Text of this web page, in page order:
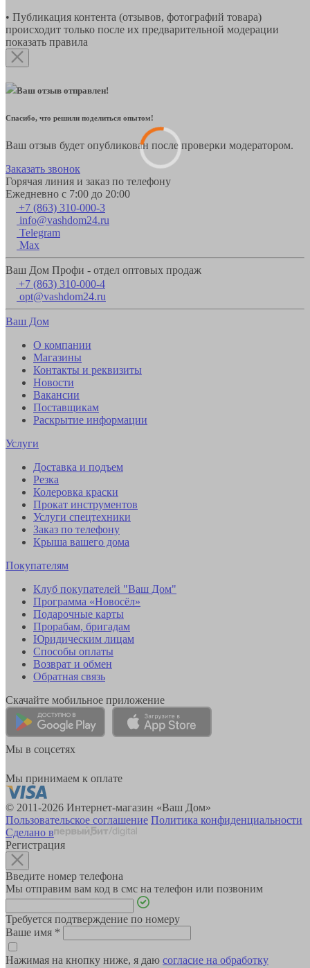
• Публикация контента (отзывов, фотографий товара)
происходит только после их предварительной модерации
показать правила
Ваш отзыв отправлен!
Спасибо, что решили поделиться опытом!
Ваш отзыв будет опубликован после проверки модератором.
Заказать звонок
Горячая линия и заказ по телефону
Ежедневно с 7:00 до 20:00
+7 (863) 310-000-3
info@vashdom24.ru
Telegram
Max
Ваш Дом Профи - отдел оптовых продаж
+7 (863) 310-000-4
opt@vashdom24.ru
Ваш Дом
О компании
Магазины
Контакты и реквизиты
Новости
Вакансии
Поставщикам
Раскрытие информации
Услуги
Доставка и подъем
Резка
Колеровка краски
Прокат инструментов
Услуги спецтехники
Заказ по телефону
Крыша вашего дома
Покупателям
Клуб покупателей "Ваш Дом"
Программа «Новосёл»
Подарочные карты
Прорабам, бригадам
Юридическим лицам
Способы оплаты
Возврат и обмен
Обратная связь
Скачайте мобильное приложение
Мы в соцсетях
Мы принимаем к оплате
© 2011-2026 Интернет-магазин «Ваш Дом»
Пользовательское соглашение Политика конфиденциальности
Сделано в
Регистрация
Введите номер телефона
Мы отправим вам код в смс на телефон или позвоним
Требуется подтверждение по номеру
Ваше имя *
Нажимая на кнопку ниже, я даю согласие на обработку